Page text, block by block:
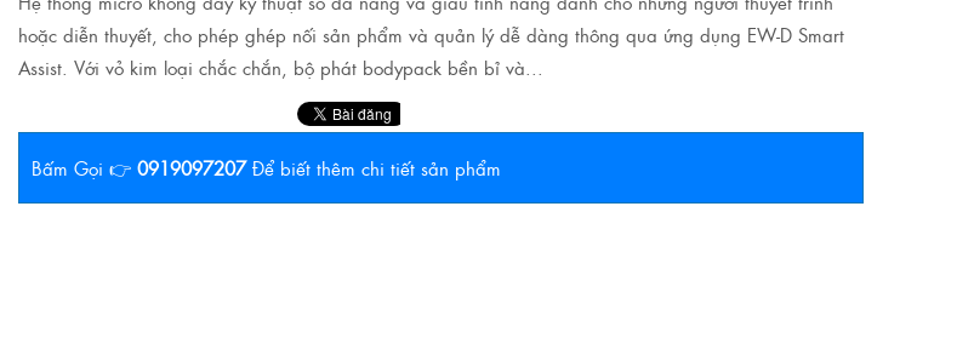
hoặc diễn thuyết, cho phép ghép nối sản phẩm và quản lý dễ dàng thông qua ứng dụng EW-D Smart
Assist. Với vỏ kim loại chắc chắn, bộ phát bodypack bền bỉ và...
Bấm Gọi 👉 0919097207 Để biết thêm chi tiết sản phẩm